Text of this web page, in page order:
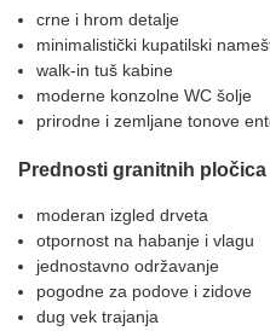
crne i hrom detalje
minimalistički kupatilski
walk-in tuš kabine
moderne konzolne WC šolje
prirodne i zemljane tonove
Prednosti granitnih
moderan izgled drveta
otpornost na habanje i vlagu
jednostavno održavanje
pogodne za podove i zidove
dug vek trajanja